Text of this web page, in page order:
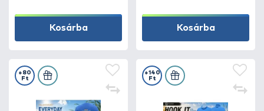
Kosárba Kosárba
+80
Ft
+140
Ft